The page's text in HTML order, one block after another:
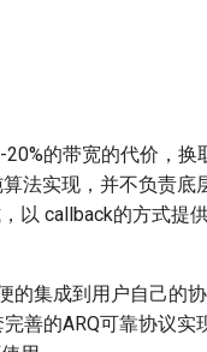
的带宽的代价，换
法实现，并不负责底
以 callback的方式提
的集成到用户自己的
善的ARQ可靠协议实